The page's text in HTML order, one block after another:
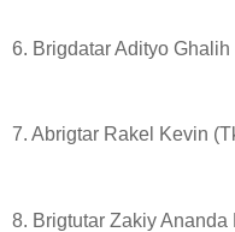
6. Brigdatar Adityo
7. Abrigtar Rakel Kevin
8. Brigtutar Zakiy Ananda